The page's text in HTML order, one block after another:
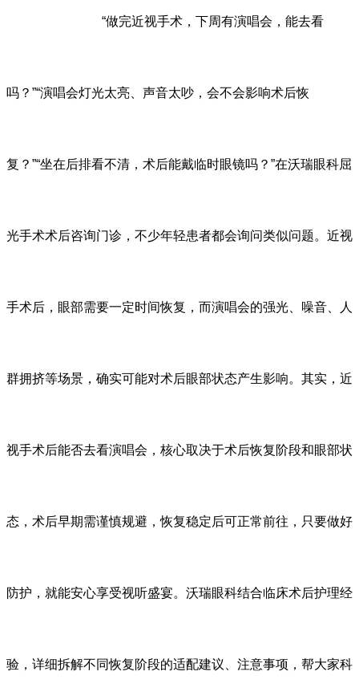
“做完近视手术，下周有演唱会，能去看
吗？”“演唱会灯光太亮、声音太吵，会不会影响术后恢
复？”“坐在后排看不清，术后能戴临时眼镜吗？”在沃瑞眼科屈
光手术术后咨询门诊，不少年轻患者都会询问类似问题。近视
手术后，眼部需要一定时间恢复，而演唱会的强光、噪音、人
群拥挤等场景，确实可能对术后眼部状态产生影响。其实，近
视手术后能否去看演唱会，核心取决于术后恢复阶段和眼部状
态，术后早期需谨慎规避，恢复稳定后可正常前往，只要做好
防护，就能安心享受视听盛宴。沃瑞眼科结合临床术后护理经
验，详细拆解不同恢复阶段的适配建议、注意事项，帮大家科